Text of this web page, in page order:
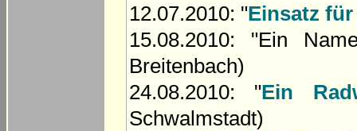
12.07.2010: "Einsatz
15.08.2010: "Ein
Breitenbach)
24.08.2010: "Ein
Schwalmstadt)